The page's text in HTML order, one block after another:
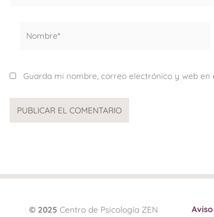
Guarda mi nombre, correo electrónico y web
© 2025 Centro de Psicología ZEN